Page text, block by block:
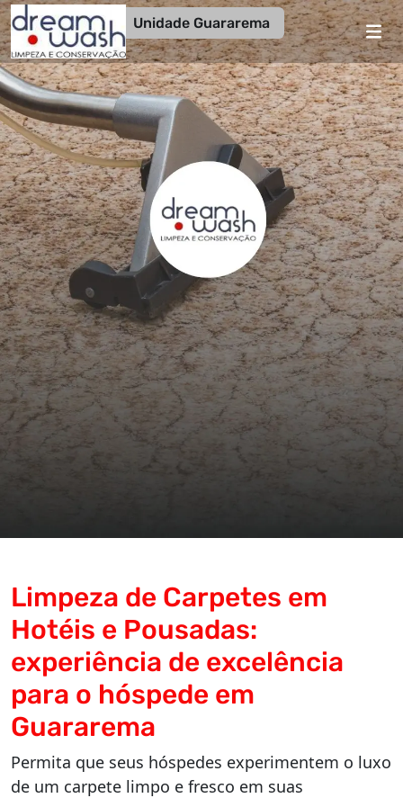
Unidade Guararema
Limpeza de Carpetes em
Hotéis e Pousadas:
experiência de excelência
para o hóspede em
Guararema
Permita que seus hóspedes experimentem o luxo
de um carpete limpo e fresco em suas